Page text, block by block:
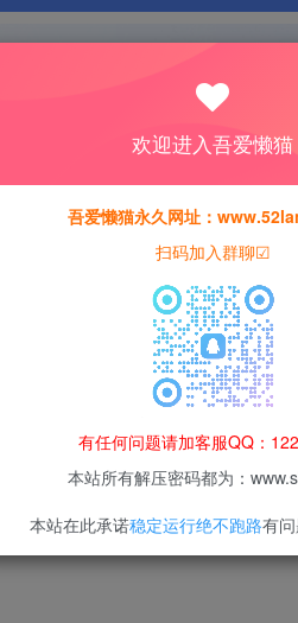
欢迎进入吾爱懒猫
吾爱懒猫永久网址：
扫码加入群聊☑
有任何问题请加客服QQ：
本站所有解压密码都为：
本站在此承诺稳定运行绝不跑路有